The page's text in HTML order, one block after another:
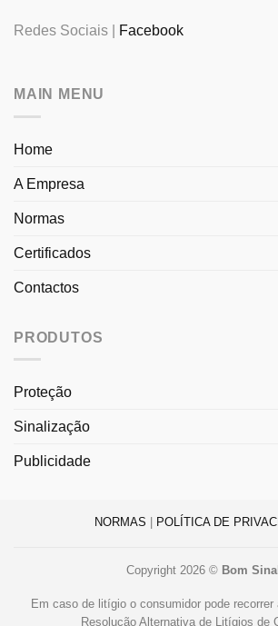
Redes Sociais | Facebook
MAIN MENU
Home
A Empresa
Normas
Certificados
Contactos
PRODUTOS
Proteção
Sinalização
Publicidade
NORMAS POLÍTICA DE
Copyright 2026 © Bom Sinal
Em caso de litígio o consumidor pode
Resolução Alternativa de Litígios de